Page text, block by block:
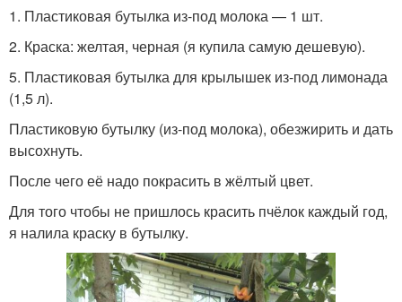
1. Пластиковая бутылка из-под молока — 1 шт.
2. Краска: желтая, черная (я купила самую дешевую).
5. Пластиковая бутылка для крылышек из-под лимонада
(1,5 л).
Пластиковую бутылку (из-под молока), обезжирить и дать
высохнуть.
После чего её надо покрасить в жёлтый цвет.
Для того чтобы не пришлось красить пчёлок каждый год,
я налила краску в бутылку.